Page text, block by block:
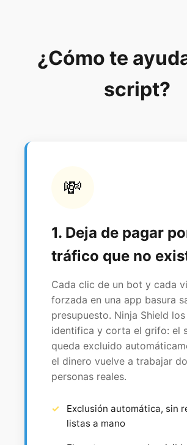
¿Cómo te
script?
💸
1. Deja de pagar
tráfico que no
Cada clic de un bot y cada
forzada en una app basura
presupuesto. Ninja Shield los
identifica y corta el grifo: el
queda excluido
el dinero vuelve a trabajar
personas reales.
Exclusión automática, sin
listas a mano